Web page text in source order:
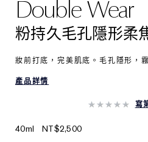
Double Wear
粉持久毛孔隱形柔
妝前打底，完美肌底。毛孔隱形，
產品詳情
寫
40ml NT$2,500